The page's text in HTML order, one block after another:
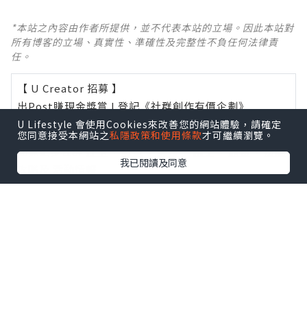
*本站之內容由作者所提供，並不代表本站的立場。因此本站對
所有博客的立場、真實性、準確性及完整性不負任何法律責
任。
【 U Creator 招募 】
出Post賺現金獎賞 l登記《社群創作有價企劃》
【 睇Post + 參加品牌活動 】
瀏覽更多社群打卡丶旅遊丶美食丶親子丶寵物丶扮靚
攻略
U Lifestyle 會使用Cookies來改善您的網站體驗，請確定
您同意接受本網站之私隱政策和使用條款才可繼續瀏覽。
我已閱讀及同意